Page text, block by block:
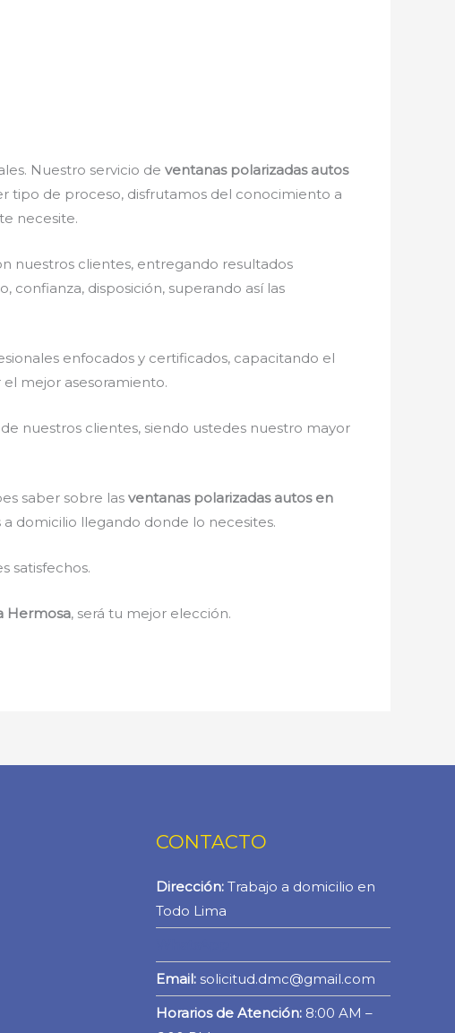
Nuestro servicio de ventanas polarizadas autos
tipo de proceso, disfrutamos del conocimiento a
necesite.
nuestros clientes, entregando resultados
disposición, superando así las
enfocados y certificados, capacitando el
mejor asesoramiento.
nuestros clientes, siendo ustedes nuestro mayor
saber sobre las ventanas polarizadas autos en
domicilio llegando donde lo necesites.
satisfechos.
Hermosa, será tu mejor elección.
CONTACTO
Dirección:Trabajo a domicilio en
Todo Lima
Email: solicitud.dmc@gmail.com
Horarios de Atención:8:00 AM –